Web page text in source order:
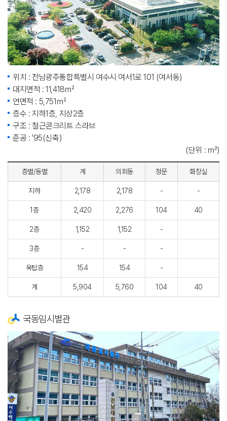
위치 : 전남광주통합특별시 여수시 여서1로 101 (여서동)
대지면적 : 11,418㎡
연면적 : 5,751㎡
층수 : 지하1층, 지상2층
구조 : 철근콘크리트 스라브
준공 : '95(신축)
(단위 : ㎡)
층별/동별 계 의회동 정문 화장실
지하 2,178 2,178 - -
1층 2,420 2,276 104 40
2층 1,152 1,152 -
3층 - - -
옥탑층 154 154 -
계 5,904 5,760 104 40
국동임시별관